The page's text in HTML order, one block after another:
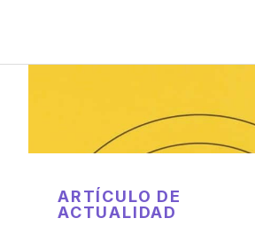
contenido
ARTÍCULO DE
ACTUALIDAD